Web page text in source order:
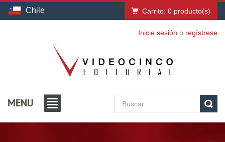
Chile Carrito: 0 producto(s)
Inicie sesión o regístrese
MENU